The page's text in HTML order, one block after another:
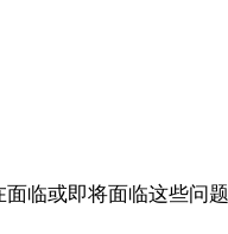
临或即将面临这些问